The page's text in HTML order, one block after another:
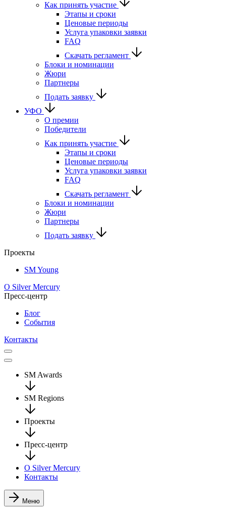
Как принять участие
Этапы и сроки
Ценовые периоды
Услуга упаковки заявки
FAQ
Скачать регламент
Блоки и номинации
Жюри
Партнеры
Подать заявку
УФО
О премии
Победители
Как принять участие
Этапы и сроки
Ценовые периоды
Услуга упаковки заявки
FAQ
Скачать регламент
Блоки и номинации
Жюри
Партнеры
Подать заявку
Проекты
SM Young
О Silver Mercury
Пресс-центр
Блог
События
Контакты
SM Awards
SM Regions
Проекты
Пресс-центр
О Silver Mercury
Контакты
Меню